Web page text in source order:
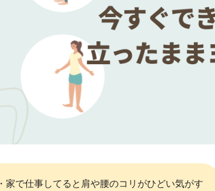
・家で仕事してると肩や腰のコリがひどい気がす